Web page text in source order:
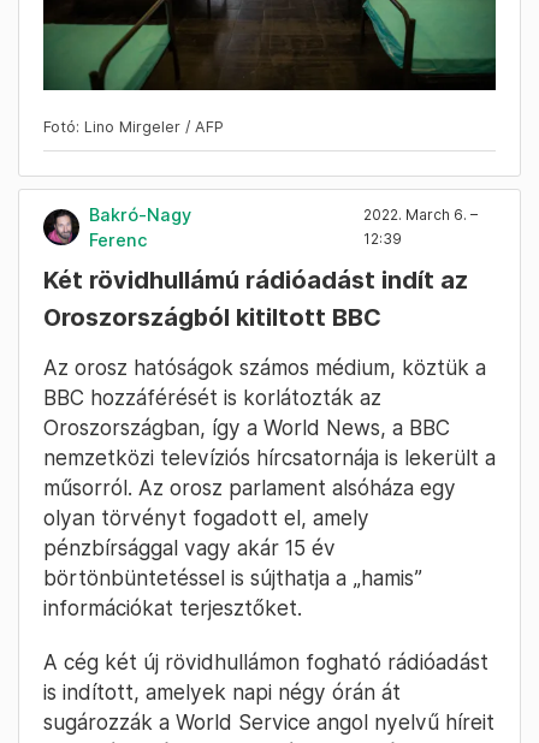
Fotó: Lino Mirgeler / AFP
Bakró-Nagy
Ferenc
2022. March 6. –
Két rövidhullámú rádióadást indít az
Oroszországból kitiltott BBC
Az orosz hatóságok számos médium, köztük a
BBC hozzáférését is korlátozták az
Oroszországban, így a World News, a BBC